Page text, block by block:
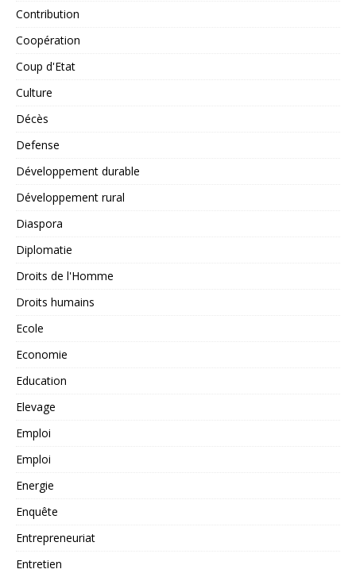
Contribution
Coopération
Coup d'Etat
Culture
Décès
Defense
Développement durable
Développement rural
Diaspora
Diplomatie
Droits de l'Homme
Droits humains
Ecole
Economie
Education
Elevage
Emploi
Emploi
Energie
Enquête
Entrepreneuriat
Entretien